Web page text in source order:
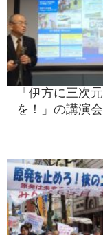
「伊方に三次
を！」の講演